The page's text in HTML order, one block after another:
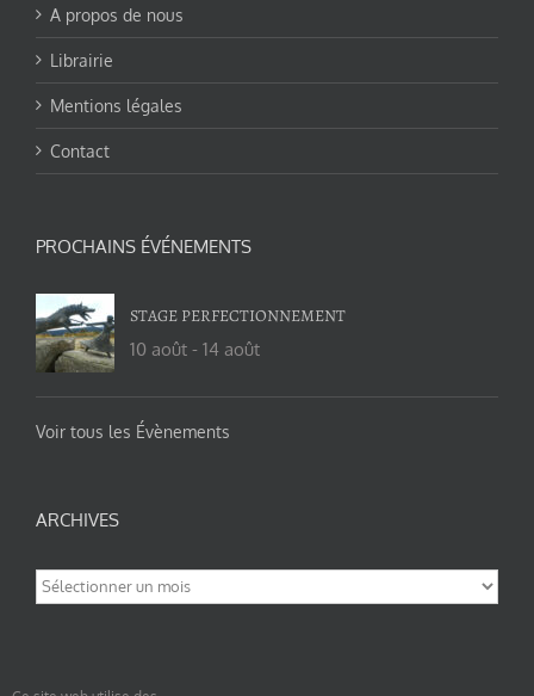
A propos de nous
Librairie
Mentions légales
Contact
PROCHAINS ÉVÉNEMENTS
STAGE PERFECTIONNEMENT
10 août - 14 août
Voir tous les Évènements
ARCHIVES
Archives